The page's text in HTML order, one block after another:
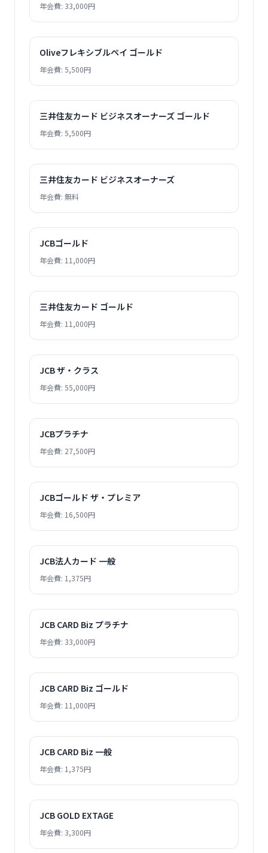
年会費: 33,000円
Oliveフレキシブルペイ ゴールド
年会費: 5,500円
三井住友カード ビジネスオーナーズ ゴールド
年会費: 5,500円
三井住友カード ビジネスオーナーズ
年会費: 無料
JCBゴールド
年会費: 11,000円
三井住友カード ゴールド
年会費: 11,000円
JCB ザ・クラス
年会費: 55,000円
JCBプラチナ
年会費: 27,500円
JCBゴールド ザ・プレミア
年会費: 16,500円
JCB法人カード 一般
年会費: 1,375円
JCB CARD Biz プラチナ
年会費: 33,000円
JCB CARD Biz ゴールド
年会費: 11,000円
JCB CARD Biz 一般
年会費: 1,375円
JCB GOLD EXTAGE
年会費: 3,300円